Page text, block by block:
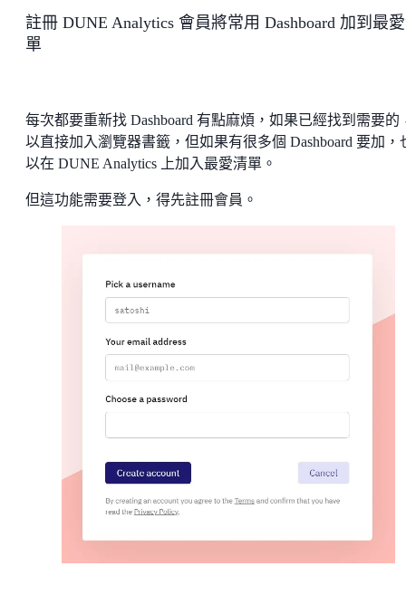
註冊 DUNE Analytics 會員將常用 Dashboard 加到最
單
每次都要重新找 Dashboard 有點麻煩，如果已經找到需要的
以直接加入瀏覽器書籤，但如果有很多個 Dashboard 要加，
以在 DUNE Analytics 上加入最愛清單。
但這功能需要登入，得先註冊會員。